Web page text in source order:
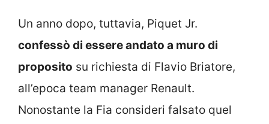
Un anno dopo, tuttavia, Piquet Jr.
confessò di essere andato a muro di
proposito su richiesta di Flavio Briatore,
all’epoca team manager Renault.
Nonostante la Fia consideri falsato quel